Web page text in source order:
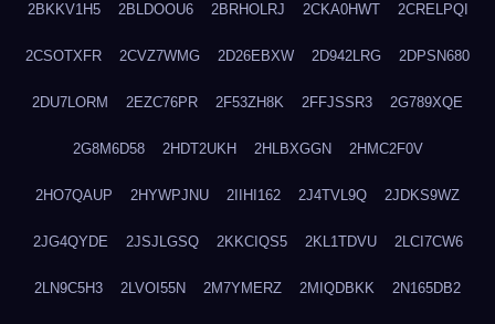
2BKKV1H5 2BLDOOU6 2BRHOLRJ 2CKA0HWT 2CRELPQI
2CSOTXFR 2CVZ7WMG 2D26EBXW 2D942LRG 2DPSN680
2DU7LORM 2EZC76PR 2F53ZH8K 2FFJSSR3 2G789XQE
2G8M6D58 2HDT2UKH 2HLBXGGN 2HMC2F0V
2HO7QAUP 2HYWPJNU 2IIHI162 2J4TVL9Q 2JDKS9WZ
2JG4QYDE 2JSJLGSQ 2KKCIQS5 2KL1TDVU 2LCI7CW6
2LN9C5H3 2LVOI55N 2M7YMERZ 2MIQDBKK 2N165DB2